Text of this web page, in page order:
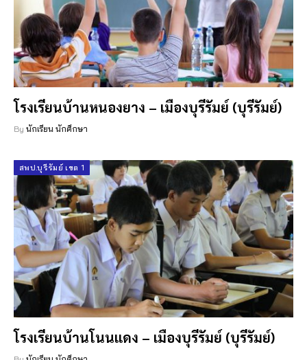
โรงเรียนบ้านหนองยาง – เมืองบุรีรัมย์ (บุรีรัมย์)
By นักเรียน นักศึกษา
สพป.บุรีรัมย์ เขต 1
โรงเรียนบ้านโนนแดง – เมืองบุรีรัมย์ (บุรีรัมย์)